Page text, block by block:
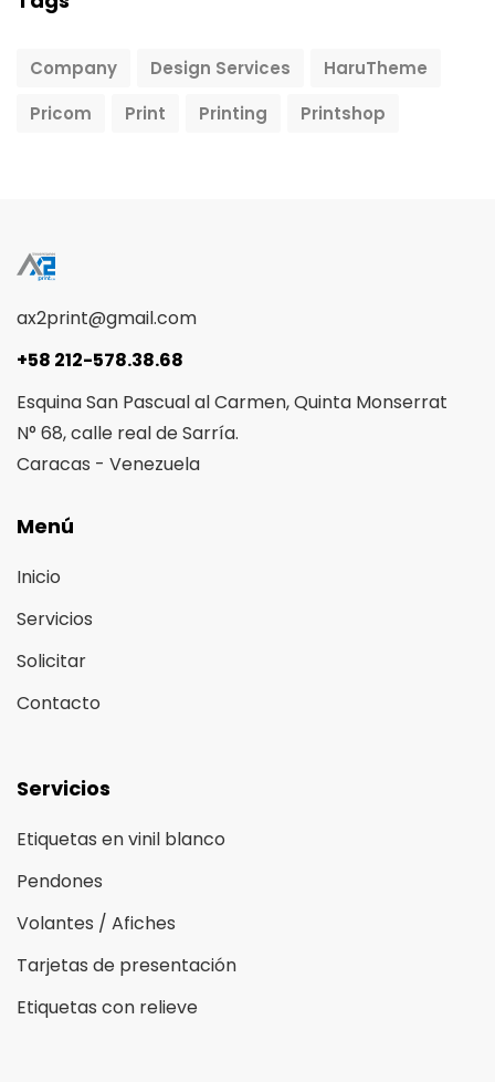
Company Design Services
HaruTheme
Pricom
Print Printing Printshop
ax2print@gmail.com
+58 212-578.38.68
Esquina San Pascual al Carmen, Quinta Monserrat
N° 68, calle real de Sarría.
Caracas - Venezuela
Menú
Inicio
Servicios
Solicitar
Contacto
Servicios
Etiquetas en vinil blanco
Pendones
Volantes / Afiches
Tarjetas de presentación
Etiquetas con relieve